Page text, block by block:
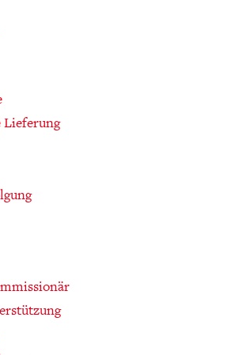
Lieferung